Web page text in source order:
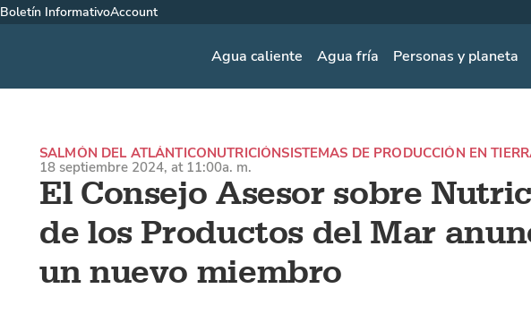
Agua caliente Agua fría Personas y planeta
Boletín InformativoAccount
El Consejo Asesor sobre
de los Productos del Mar
un nuevo miembro
SALMÓN DEL ATLÁNTICONUTRICIÓNSISTEMAS DE PRODUCCIÓN EN
18 septiembre 2024, at 11:00a. m.